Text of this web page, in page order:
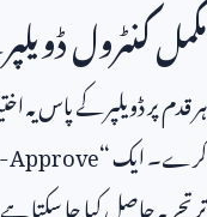
مکمل کنٹرول
ہر قدم پر ڈویلپر کے پاس یہ
کرے۔ ایک “
تر تجربہ حاصل کیا جا سکتا